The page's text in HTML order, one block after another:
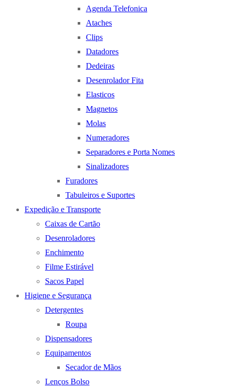
Agenda Telefonica
Ataches
Clips
Datadores
Dedeiras
Desenrolador Fita
Elasticos
Magnetos
Molas
Numeradores
Separadores e Porta Nomes
Sinalizadores
Furadores
Tabuleiros e Suportes
Expedição e Transporte
Caixas de Cartão
Desenroladores
Enchimento
Filme Estirável
Sacos Papel
Higiene e Segurança
Detergentes
Roupa
Dispensadores
Equipamentos
Secador de Mãos
Lenços Bolso